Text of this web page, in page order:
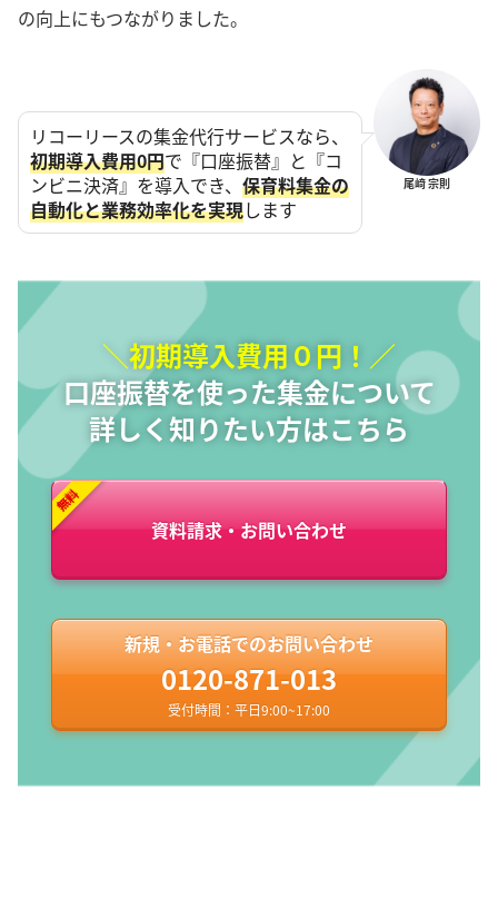
の向上にもつながりました。
リコーリースの集金代行サービスなら、
初期導入費用0円で『口座振替』と『コ
ンビニ決済』を導入でき、 保育料集金の
自動化と業務効率化を実現します
尾﨑 宗則
＼初期導入費用０円！／
口座振替を使った集金について
詳しく知りたい方はこちら
資料請求・お問い合わせ
新規・お電話でのお問い合わせ
0120-871-013
受付時間：平日9:00~17:00